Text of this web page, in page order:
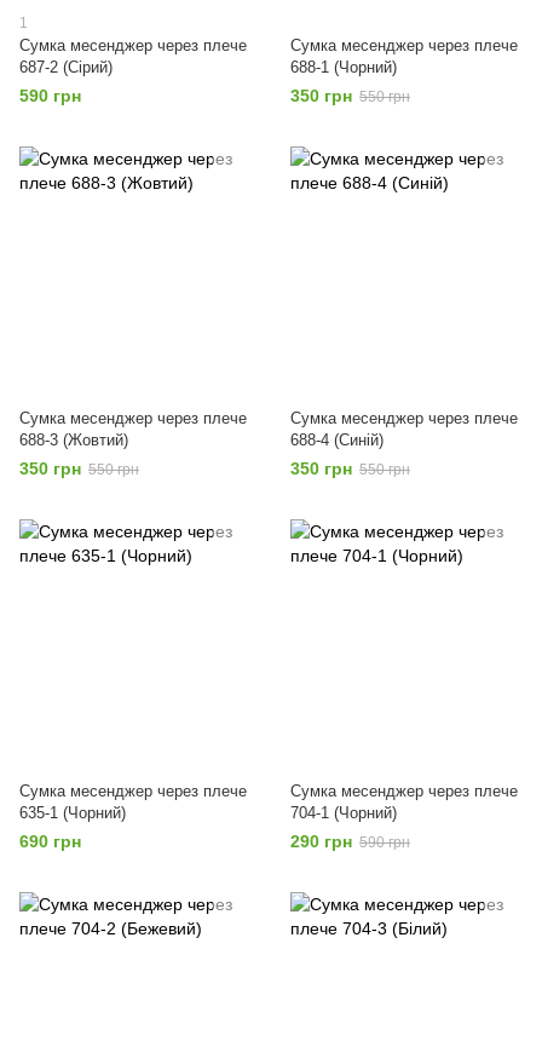
1
Сумка месенджер через плече
687-2 (Сірий)
590 грн
Сумка месенджер через плече
688-1 (Чорний)
350 грн 550 грн
Сумка месенджер через плече
688-3 (Жовтий)
350 грн 550 грн
Сумка месенджер через плече
688-4 (Синій)
350 грн 550 грн
Сумка месенджер через плече
635-1 (Чорний)
690 грн
Сумка месенджер через плече
704-1 (Чорний)
290 грн 590 грн